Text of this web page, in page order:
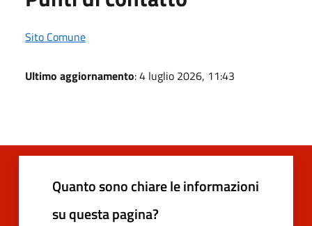
Sito Comune
Ultimo aggiornamento: 4 luglio 2026, 11:43
Quanto sono chiare le informazioni
su questa pagina?